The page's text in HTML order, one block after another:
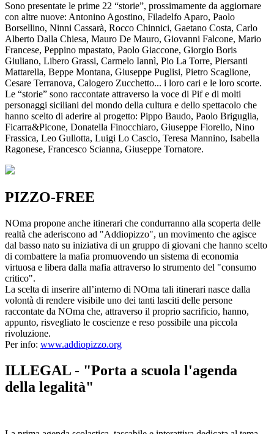
Sono presentate le prime 22 “storie”, prossimamente da aggiornare
con altre nuove: Antonino Agostino, Filadelfo Aparo, Paolo
Borsellino, Ninni Cassarà, Rocco Chinnici, Gaetano Costa, Carlo
Alberto Dalla Chiesa, Mauro De Mauro, Giovanni Falcone, Mario
Francese, Peppino mpastato, Paolo Giaccone, Giorgio Boris
Giuliano, Libero Grassi, Carmelo Iannì, Pio La Torre, Piersanti
Mattarella, Beppe Montana, Giuseppe Puglisi, Pietro Scaglione,
Cesare Terranova, Calogero Zucchetto... i loro cari e le loro scorte.
Le “storie” sono raccontate attraverso la voce di Pif e di molti
personaggi siciliani del mondo della cultura e dello spettacolo che
hanno scelto di aderire al progetto: Pippo Baudo, Paolo Briguglia,
Ficarra&Picone, Donatella Finocchiaro, Giuseppe Fiorello, Nino
Frassica, Leo Gullotta, Luigi Lo Cascio, Teresa Mannino, Isabella
Ragonese, Francesco Scianna, Giuseppe Tornatore.
PIZZO-FREE
NOma propone anche itinerari che condurranno alla scoperta delle
realtà che aderiscono ad "Addiopizzo", un movimento che agisce
dal basso nato su iniziativa di un gruppo di giovani che hanno scelto
di combattere la mafia promuovendo un sistema di economia
virtuosa e libera dalla mafia attraverso lo strumento del "consumo
critico".
La scelta di inserire all’interno di NOma tali itinerari nasce dalla
volontà di rendere visibile uno dei tanti lasciti delle persone
raccontate da NOma che, attraverso il proprio sacrificio, hanno,
appunto, risvegliato le coscienze e reso possibile una piccola
rivoluzione.
Per info: www.addiopizzo.org
ILLEGAL - "Porta a scuola l'agenda
della legalità"